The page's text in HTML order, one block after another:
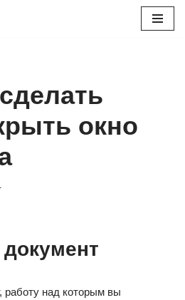
окно
работу над которым вы